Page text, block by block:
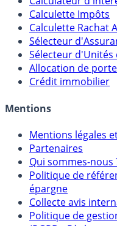
Calculateur
Calculette Impôts
Calculette Rachat
Sélecteur
Sélecteur d'Unités
Allocation de
Mentions légales
Partenaires
Qui sommes-nous
Politique de
épargne
Collecte avis